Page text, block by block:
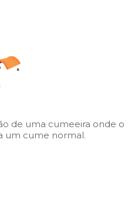
de uma cumeeira onde o
um cume normal.